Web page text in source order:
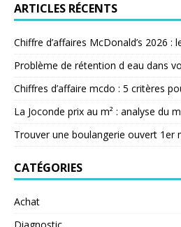
ARTICLES RÉCENTS
Chiffre d’affaires McDonald’s 2026 :
Problème de rétention d eau dans
Chiffres d’affaire mcdo : 5 critères
La Joconde prix au m² : analyse du
Trouver une boulangerie ouvert 1er
CATÉGORIES
Achat